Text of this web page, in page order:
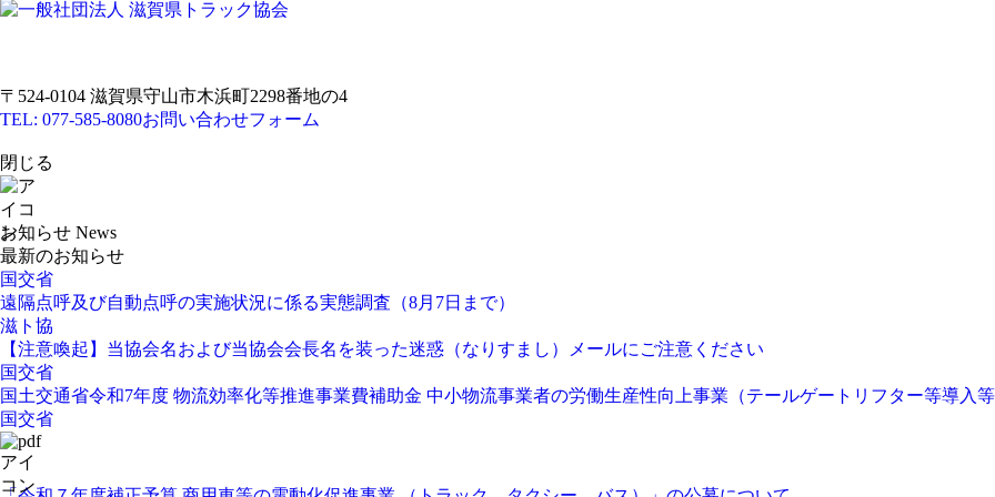
〒524-0104 滋賀県守山市木浜町2298番地の4
TEL: 077-585-8080お問い合わせフォーム
閉じる
お知らせ News
最新のお知らせ
国交省
遠隔点呼及び自動点呼の実施状況に係る実態調査（8月7日まで）
滋ト協
【注意喚起】当協会名および当協会会長名を装った迷惑（なりすまし）メールにご注意ください
国交省
国土交通省令和7年度 物流効率化等推進事業費補助金 中小物流事業者の労働生産性向上事業（テールゲートリフター等導入
国交省